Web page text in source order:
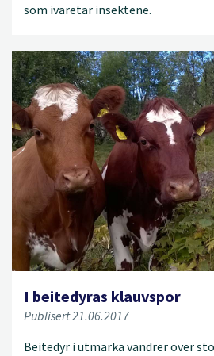
som ivaretar insektene.
I beitedyras klauvspor
Publisert 21.06.2017
Beitedyr i utmarka vandrer over